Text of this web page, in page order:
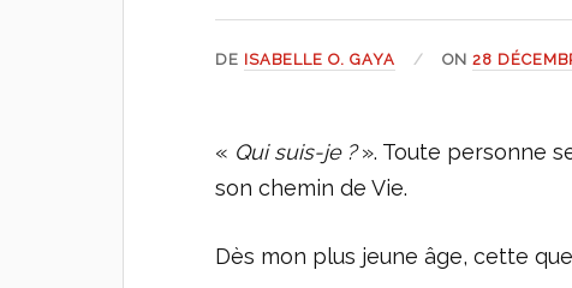
DE ISABELLE O. GAYA ON28
« Qui suis-je ?». Toute personne
son chemin de Vie.
Dès mon plus jeune âge, cette